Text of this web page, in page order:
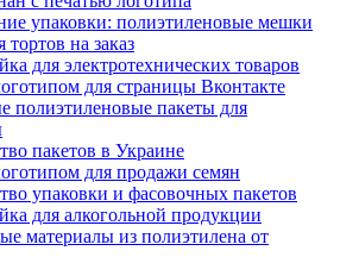
упаковки: полиэтиленовые мешки
на заказ
для электротехнических товаров
для страницы Вконтакте
полиэтиленовые пакеты для
пакетов в Украине
для продажи семян
упаковки и фасовочных пакетов
для алкогольной продукции
материалы из полиэтилена от